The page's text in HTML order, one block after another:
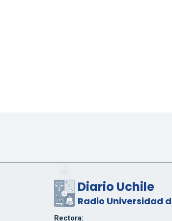
Diario Uchile
Radio Universidad
Rectora: